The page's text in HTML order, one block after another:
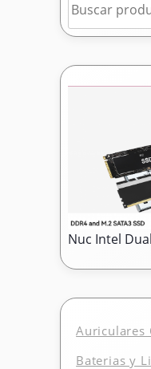
Nuc Intel
Auriculares
Baterias y